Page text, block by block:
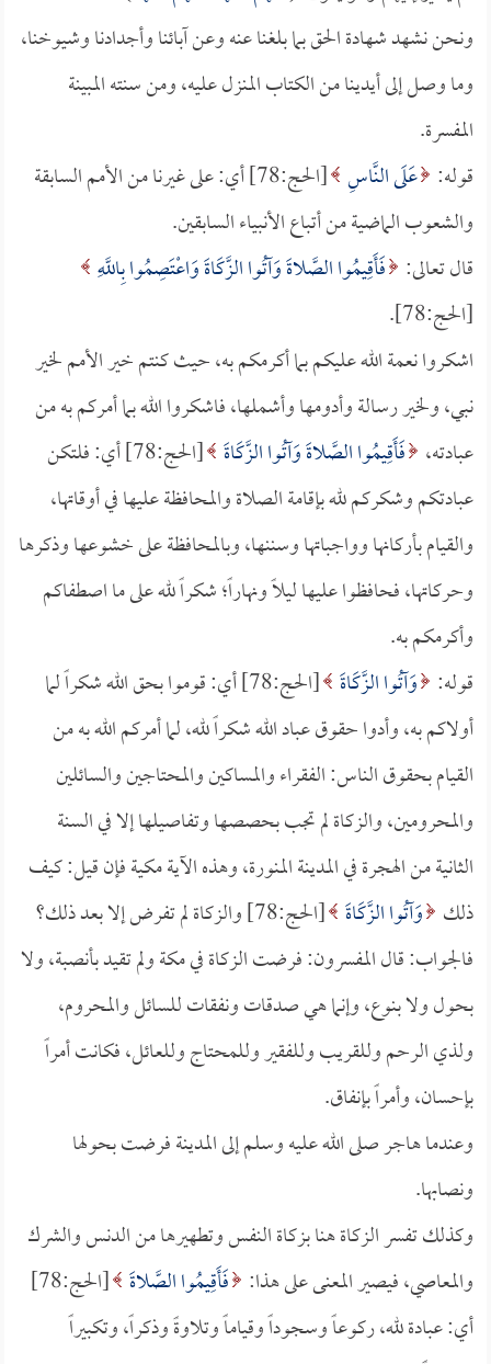
ونحن نشهد شهادة الحق بما بلغنا عنه وعن آبائنا وأجدادنا وشيوخنا،
وما وصل إلى أيدينا من الكتاب المنزل عليه، ومن سنته المبينة
المفسرة.
قوله: عَلَى النَّاسِ
[الحج:78] أي: على غيرنا من الأمم السابقة
والشعوب الماضية من أتباع الأنبياء السابقين.
قال تعالى: فَأَقِيمُوا الصَّلاةَ وَآتُوا الزَّكَاةَ وَاعْتَصِمُوا بِاللَّهِ
[الحج:78].
اشكروا نعمة الله عليكم بما أكرمكم به، حيث كنتم خير الأمم لخير
نبي، ولخير رسالة وأدومها وأشملها، فاشكروا الله بما أمركم به من
عبادته، فَأَقِيمُوا الصَّلاةَ وَآتُوا الزَّكَاةَ
[الحج:78] أي: فلتكن
عبادتكم وشكركم لله بإقامة الصلاة والمحافظة عليها في أوقاتها،
والقيام بأركانها وواجباتها وسننها، وبالمحافظة على خشوعها وذكرها
وحركاتها، فحافظوا عليها ليلاً ونهاراً؛ شكراً لله على ما اصطفاكم
وأكرمكم به.
قوله: وَآتُوا الزَّكَاةَ
[الحج:78] أي: قوموا بحق الله شكراً لما
أولاكم به، وأدوا حقوق عباد الله شكراً لله، لما أمركم الله به من
القيام بحقوق الناس: الفقراء والمساكين والمحتاجين والسائلين
والمحرومين، والزكاة لم تجب بحصصها وتفاصيلها إلا في السنة
الثانية من الهجرة في المدينة المنورة، وهذه الآية مكية فإن قيل: كيف
ذلك وَآتُوا الزَّكَاةَ [الحج:78] والزكاة لم تفرض إلا بعد ذلك؟
فالجواب: قال المفسرون: فرضت الزكاة في مكة ولم تقيد بأنصبة، ولا
بحول ولا بنوع، وإنما هي صدقات ونفقات للسائل والمحروم،
ولذي الرحم وللقريب وللفقير وللمحتاج وللعائل، فكانت أمراً
بإحسان، وأمراً بإنفاق.
وعندما هاجر صلى الله عليه وسلم إلى المدينة فرضت بحولها
ونصابها.
وكذلك تفسر الزكاة هنا بزكاة النفس وتطهيرها من الدنس والشرك
والمعاصي، فيصير المعنى على هذا: فَأَقِيمُوا الصَّلاةَ
[الحج:78]
أي: عبادة لله، ركوعاً وسجوداً وقياماً وتلاوةً وذكراً، وتكبيراً